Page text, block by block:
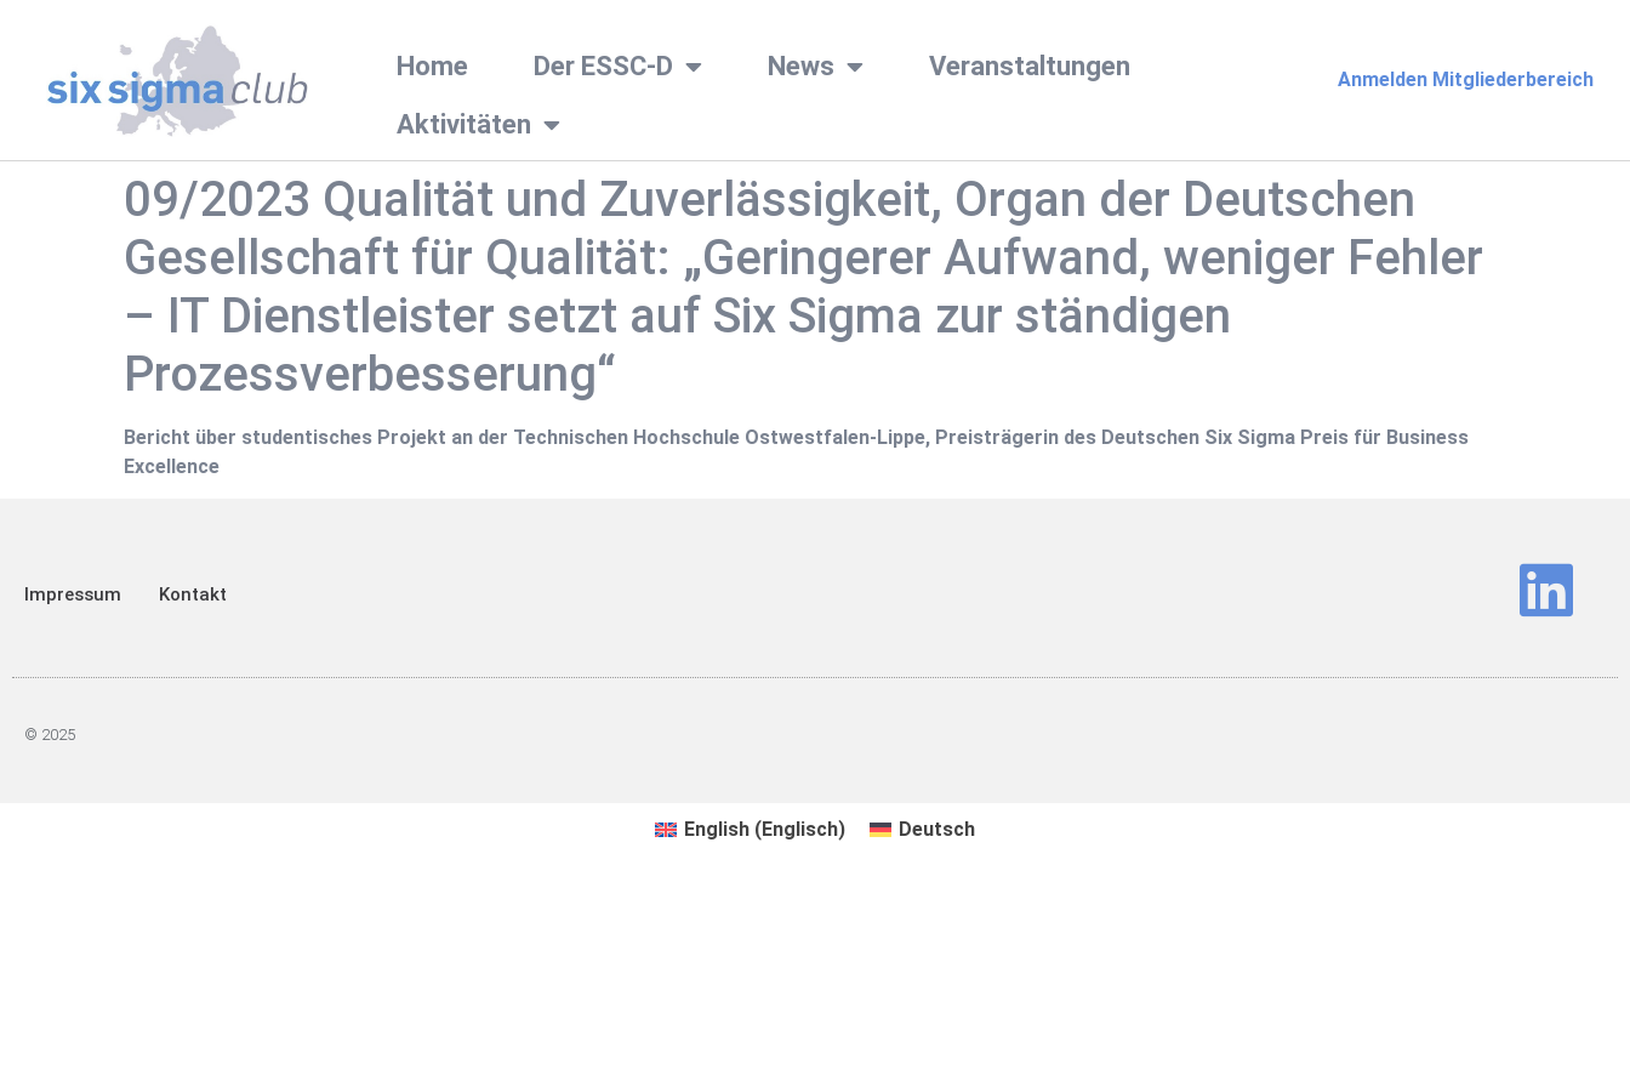
Home Der ESSC-D News
Veranstaltungen
Aktivitäten
Anmelden Mitgliederbereich
09/2023 Qualität und Zuverlässigkeit, Organ der Deutschen
Gesellschaft für Qualität: „Geringerer Aufwand, weniger Fehler
– IT Dienstleister setzt auf Six Sigma zur ständigen
Prozessverbesserung“
Bericht über studentisches Projekt an der Technischen Hochschule Ostwestfalen-Lippe, Preisträgerin des Deutschen Six Sigma Preis für Business
Excellence
Impressum Kontakt
© 2025
English (Englisch) Deutsch